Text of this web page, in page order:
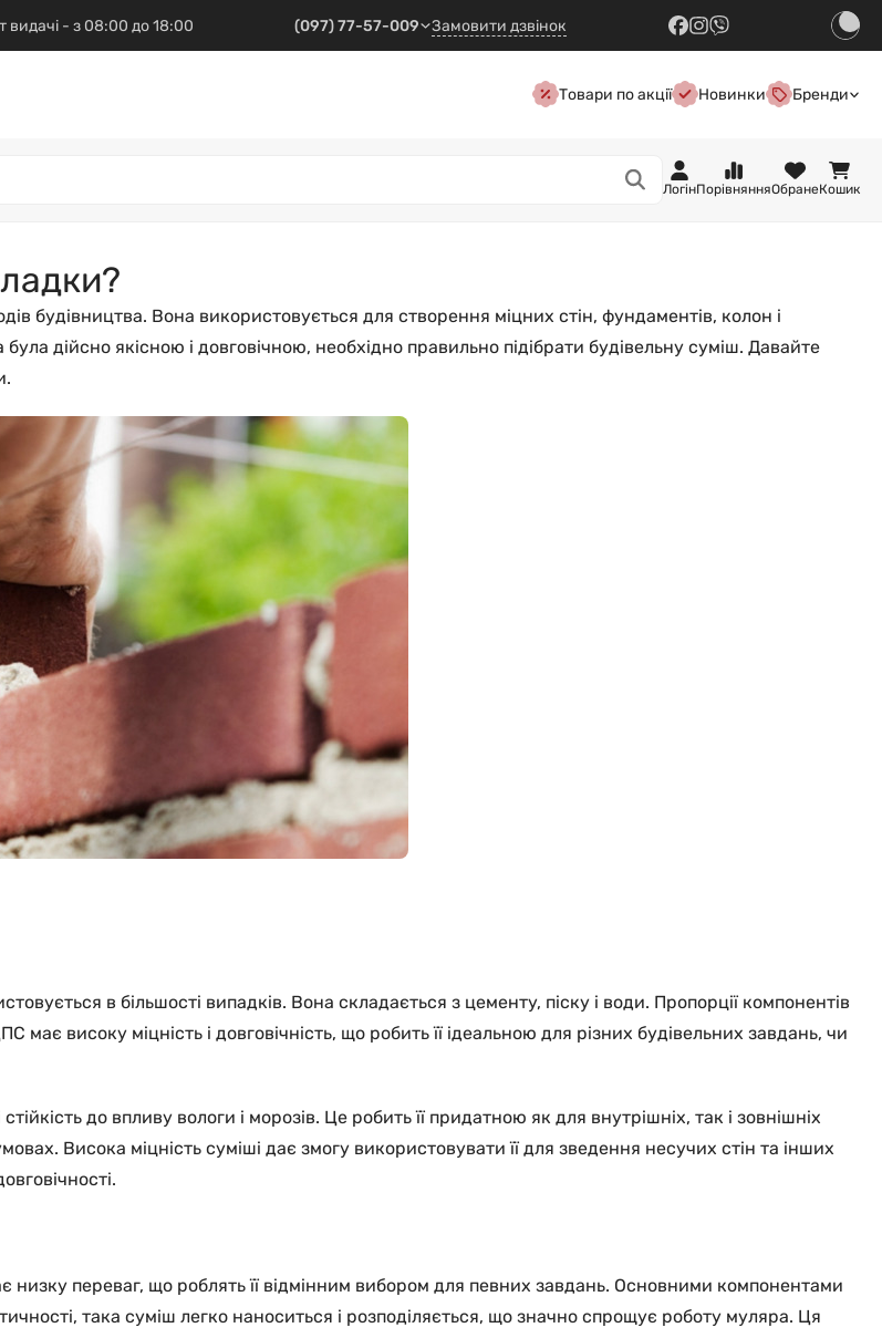
видачі - з 08:00 до 18:00 (097) 77-57-009 Замовити дзвінок
Товари по акції Новинки Бренди
ЛогінПорівнянняОбранеКошик
будівництва. Вона використовується для створення міцних стін, фундаментів, колон і
дійсно якісною і довговічною, необхідно правильно підібрати будівельну суміш. Давайте
в більшості випадків. Вона складається з цементу, піску і води. Пропорції компонентів
високу міцність і довговічність, що робить її ідеальною для різних будівельних завдань, чи
до впливу вологи і морозів. Це робить її придатною як для внутрішніх, так і зовнішніх
Висока міцність суміші дає змогу використовувати її для зведення несучих стін та інших
переваг, що роблять її відмінним вибором для певних завдань. Основними компонентами
така суміш легко наноситься і розподіляється, що значно спрощує роботу муляра. Ця